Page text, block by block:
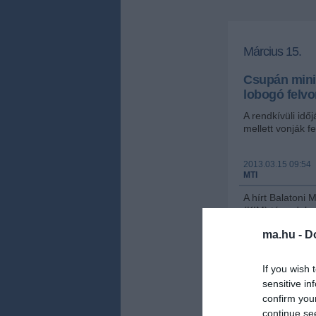
ma.hu -
If you wish
sensitive
confirm
continue
Március 15.
Csupán
lobogó
A rendkívüli
mellett vonják
2013.03.15 09:54
MTI
A hírt Balatoni
(KIM)
ennek
Mint kifejtette:
alakult